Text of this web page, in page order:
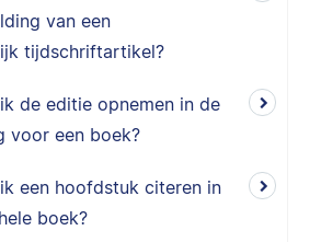
van een
tijdschriftartikel?
de editie opnemen in de
voor een boek?
een hoofdstuk citeren in
boek?